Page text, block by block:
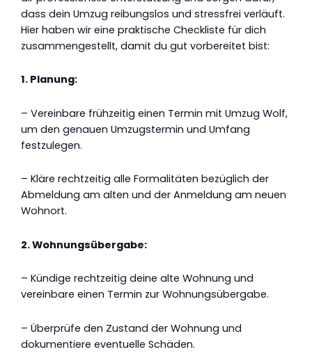
dass dein Umzug reibungslos und stressfrei verläuft.
Hier haben wir eine praktische Checkliste für dich
zusammengestellt, damit du gut vorbereitet bist:
1. Planung:
– Vereinbare frühzeitig einen Termin mit Umzug Wolf,
um den genauen Umzugstermin und Umfang
festzulegen.
– Kläre rechtzeitig alle Formalitäten bezüglich der
Abmeldung am alten und der Anmeldung am neuen
Wohnort.
2. Wohnungsübergabe:
– Kündige rechtzeitig deine alte Wohnung und
vereinbare einen Termin zur Wohnungsübergabe.
– Überprüfe den Zustand der Wohnung und
dokumentiere eventuelle Schäden.